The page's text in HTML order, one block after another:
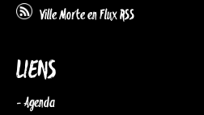
Ville Morte en Flux RSS
LIENS
- Agenda